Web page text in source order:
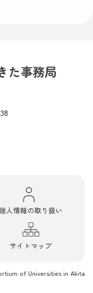
た事務局
人情報の取り扱い
サイトマップ
of Universities in Akita